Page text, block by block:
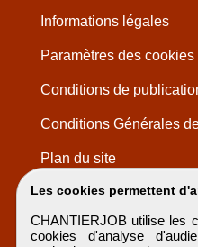
Les cookies permettent
CHANTIERJOB utilise les
cookies d'analyse
Informations légales
Paramètres des cookies
Conditions de
Conditions Générales
Plan du site